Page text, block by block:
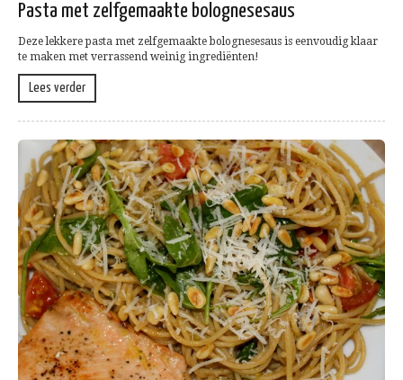
Pasta met zelfgemaakte bolognesesaus
Deze lekkere pasta met zelfgemaakte bolognesesaus is eenvoudig klaar
te maken met verrassend weinig ingrediënten!
Lees verder